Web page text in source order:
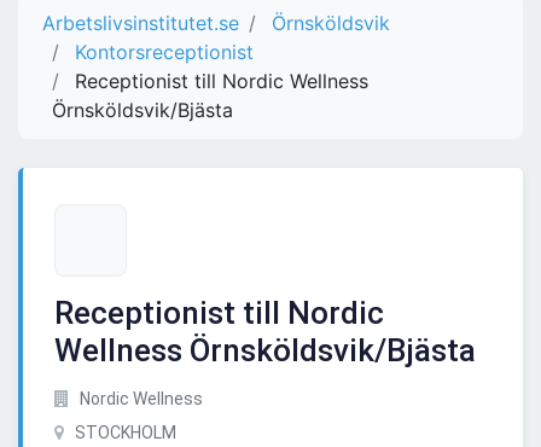
Arbetslivsinstitutet.se
Örnsköldsvik
Kontorsreceptionist
Receptionist till Nordic Wellness
Örnsköldsvik/Bjästa
Receptionist till Nordic
Wellness Örnsköldsvik/Bjästa
Nordic Wellness
STOCKHOLM